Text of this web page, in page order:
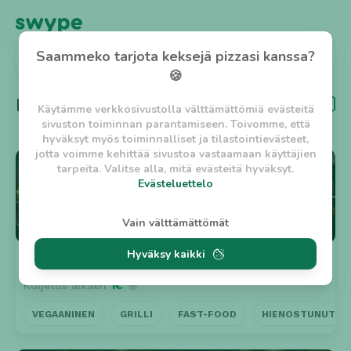
Saammeko tarjota keksejä pizzasi kanssa?
🍪
Käytämme verkkosivustolla välttämättömiä evästeitä
sivuston toiminnan parantamiseen. Toivomme, että
hyväksyt myös toiminnalliset ja tilastointievästeet,
jotta voimme kehittää sivustoa vastaamaan käyttäjien
tarpeita. Valitse alla, mitä evästeitä hyväksyt.
Evästeluettelo
Evästeluettelo
Välttämättömät evästeet
- Lyhytaikainen istuntoeväste, jonka
tarkoituksena on estää vaarallista liikennettä
sivustolla. (2 tuntia)
tarkoituksena on auttaa käyttäjää tilausten
viikkoa)
Vain välttämättömät
Hyväksy kaikki
TAKAISIN
KategoriaNepalilainen
⭐ 4.6
Ravintola Kantipur Suljettu
Kuljetus alkaen1€🤩
VEGAANINEN GRILLI FAST-FOOD HIENOSTUNUT